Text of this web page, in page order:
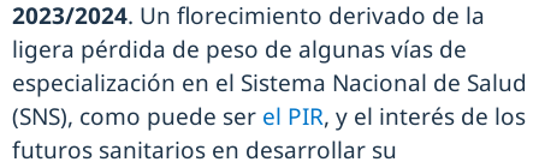
2023/2024. Un florecimiento derivado de la
ligera pérdida de peso de algunas vías de
especialización en el Sistema Nacional de Salud
(SNS), como puede ser el PIR, y el interés de los
futuros sanitarios en desarrollar su